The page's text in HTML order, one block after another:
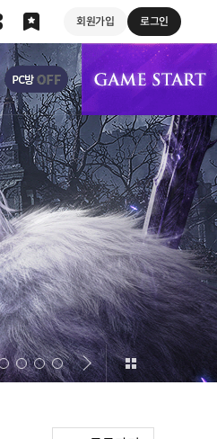
회원가입 로그인